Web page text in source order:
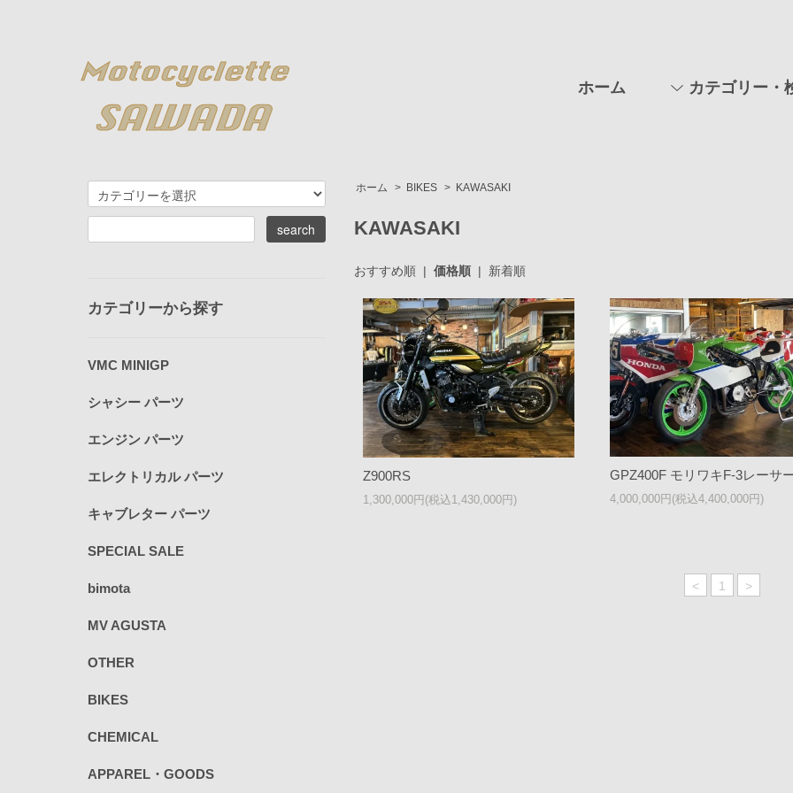
ホーム カテゴリー・
ホーム > BIKES > KAWASAKI
KAWASAKI
おすすめ順| 価格順| 新着順
Z900RS
1,300,000円(税込1,430,000円)
GPZ400F モリワキF-3レーサ
4,000,000円(税込4,400,000円)
< 1 >
カテゴリーから探す
VMC MINIGP
シャシー パーツ
エンジン パーツ
エレクトリカル パーツ
キャブレター パーツ
SPECIAL SALE
bimota
MV AGUSTA
OTHER
BIKES
CHEMICAL
APPAREL・GOODS